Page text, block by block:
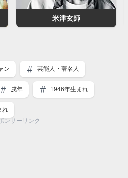
米津玄師
ン 芸能人・著名人
戌年 1946年生まれ
れ
ンサーリンク